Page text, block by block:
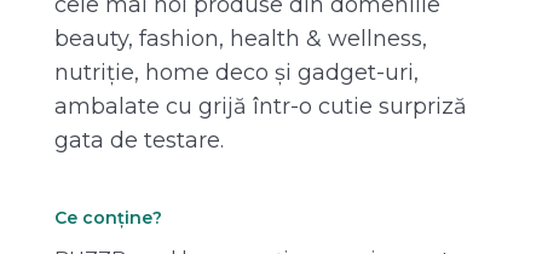
beauty, fashion, health & wellness,
nutriție, home deco și gadget-uri,
ambalate cu grijă într-o cutie surpriză
gata de testare.
Ce conține?